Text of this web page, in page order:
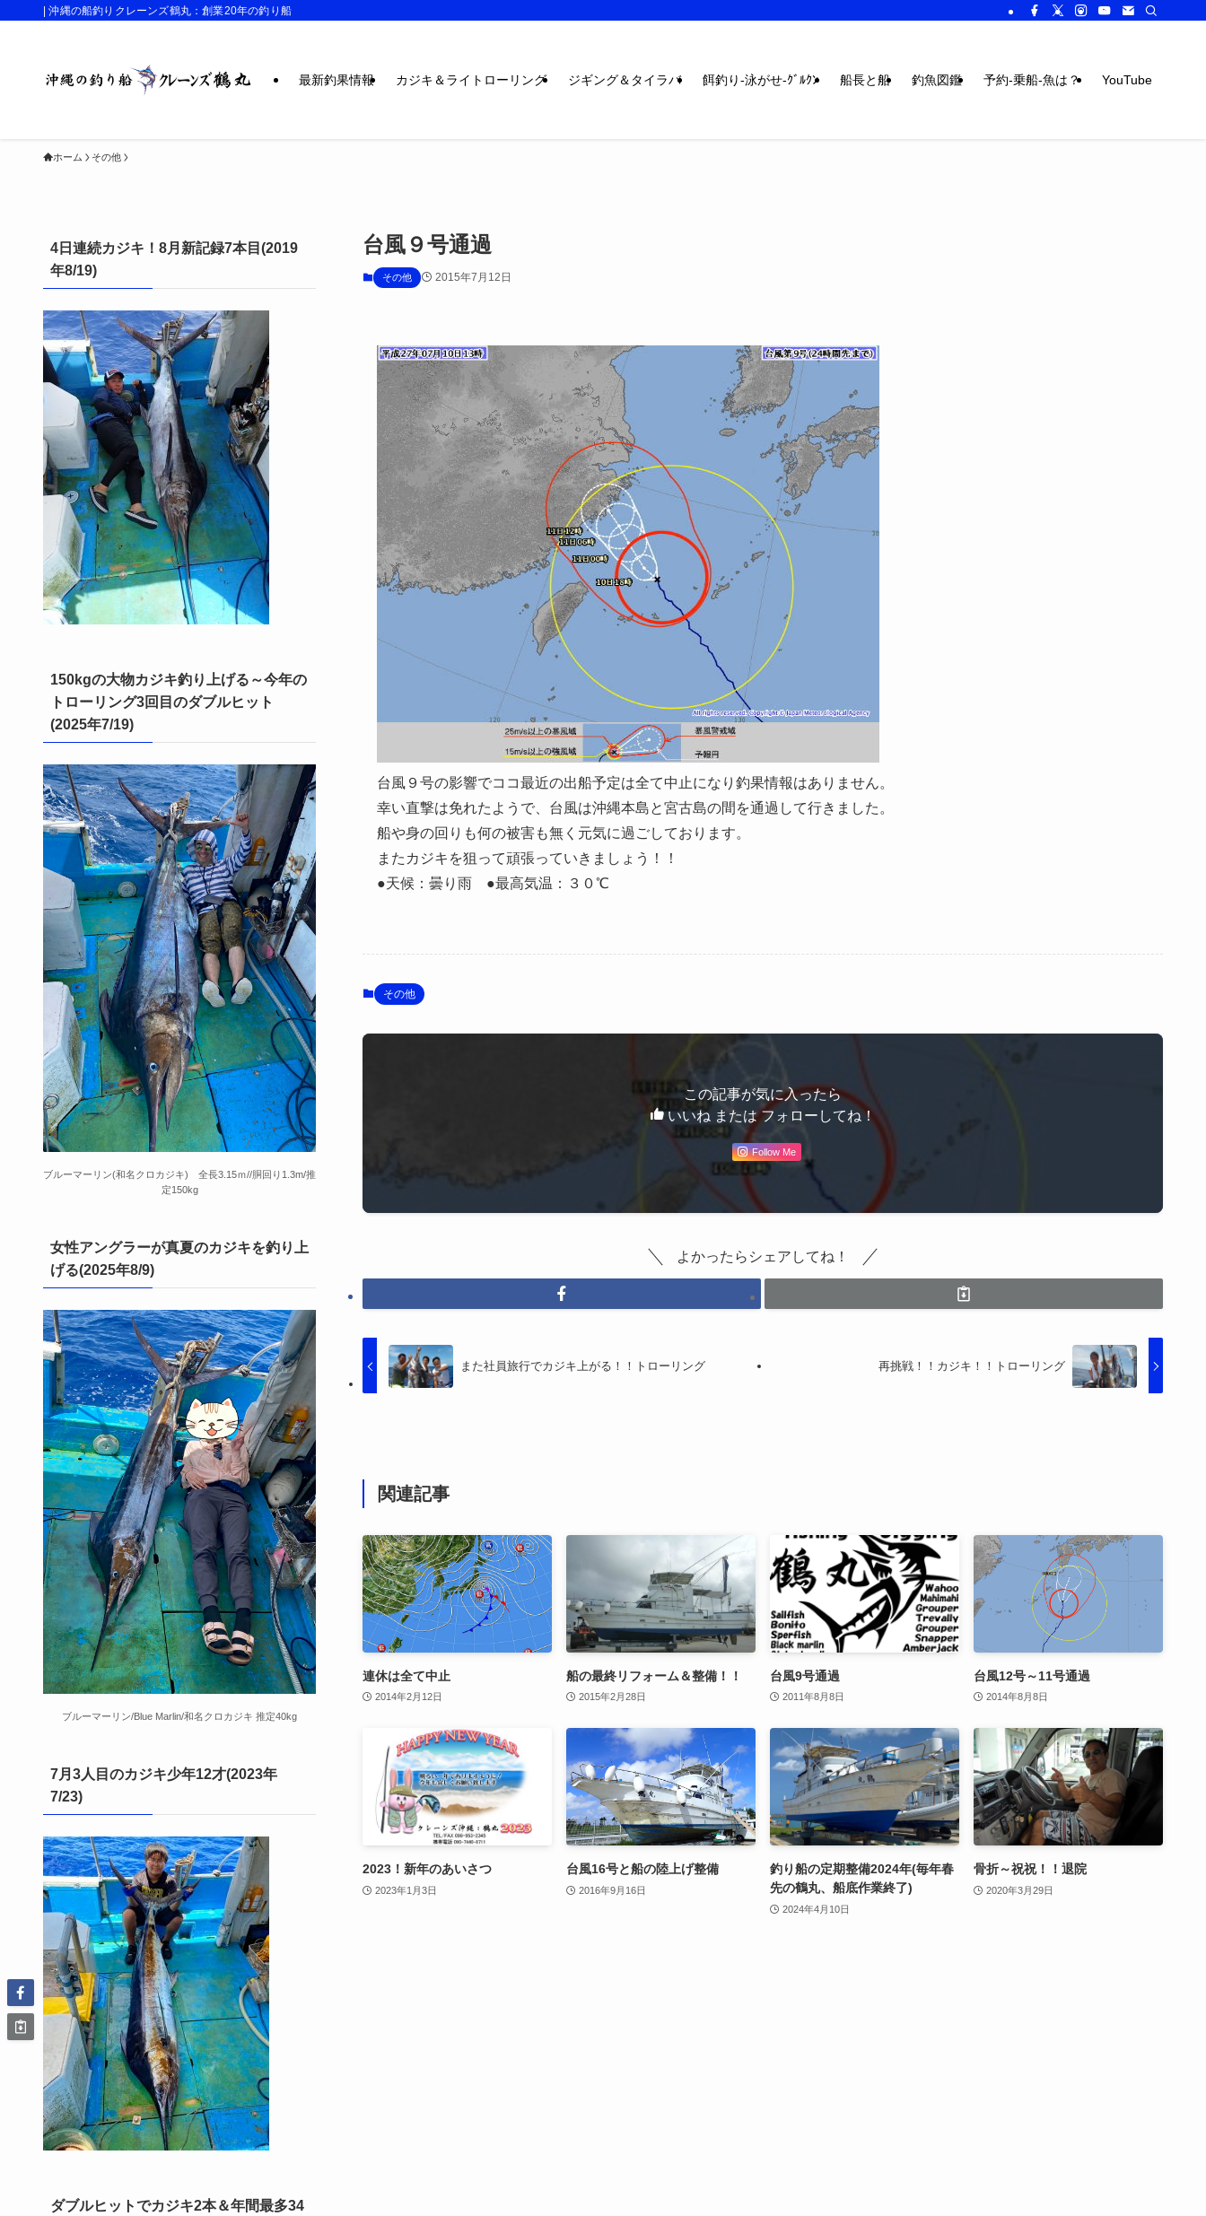
| 沖縄の船釣りクレーンズ鶴丸：創業20年の釣り船
最新釣果情報 カジキ＆ライトローリング ジギング＆タイラバ 餌釣り-泳がせ-ｸﾞﾙｸﾝ 船長と船 釣魚図鑑 予約-乗船-魚は？ YouTube
ホーム その他
台風９号通過
その他 2015年7月12日
台風９号の影響でココ最近の出船予定は全て中止になり釣果情報はありません。
幸い直撃は免れたようで、台風は沖縄本島と宮古島の間を通過して行きました。
船や身の回りも何の被害も無く元気に過ごしております。
またカジキを狙って頑張っていきましょう！！
●天候：曇り雨 ●最高気温：３０℃
その他
この記事が気に入ったら
いいね または フォローしてね！
Follow Me
よかったらシェアしてね！
また社員旅行でカジキ上がる！！トローリング 再挑戦！！カジキ！！トローリング
関連記事
連休は全て中止
2014年2月12日
船の最終リフォーム＆整備！！
2015年2月28日
台風9号通過
2011年8月8日
台風12号～11号通過
2014年8月8日
2023！新年のあいさつ
2023年1月3日
台風16号と船の陸上げ整備
2016年9月16日
釣り船の定期整備2024年(毎年春
先の鶴丸、船底作業終了)
2024年4月10日
骨折～祝祝！！退院
2020年3月29日
4日連続カジキ！8月新記録7本目(2019
年8/19)
150kgの大物カジキ釣り上げる～今年の
トローリング3回目のダブルヒット
(2025年7/19)
ブルーマーリン(和名クロカジキ) 全長3.15ｍ//胴回り1.3m/推
定150kg
女性アングラーが真夏のカジキを釣り上
げる(2025年8/9)
ブルーマーリン/Blue Marlin/和名クロカジキ 推定40kg
7月3人目のカジキ少年12才(2023年
7/23)
ダブルヒットでカジキ2本＆年間最多34